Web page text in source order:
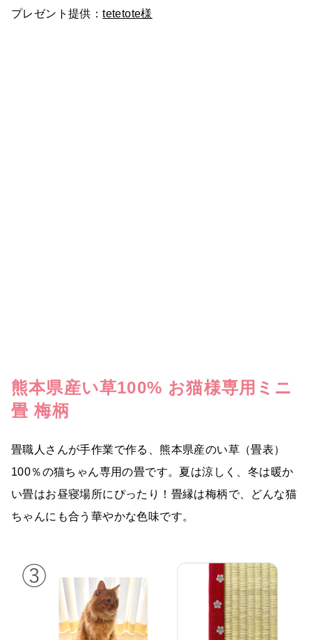
プレゼント提供：tetetote様
熊本県産い草100% お猫様専用ミニ
畳 梅柄
畳職人さんが手作業で作る、熊本県産のい草（畳表）
100％の猫ちゃん専用の畳です。夏は涼しく、冬は暖か
い畳はお昼寝場所にぴったり！畳縁は梅柄で、どんな猫
ちゃんにも合う華やかな色味です。